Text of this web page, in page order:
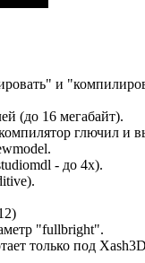
и
(до 16 мегабайт).
глючил и
- до 4х).
"fullbright".
только под